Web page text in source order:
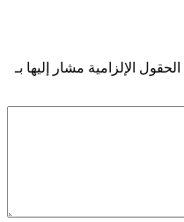
الحقول الإلزامية مشار إليها بـ